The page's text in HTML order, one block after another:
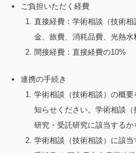
ご負担いただく経費
直接経費：学術相談（技術
金、旅費、消耗品費、光熱
間接経費：直接経費の10%
連携の手続き
学術相談（技術相談）の概
知らせください。学術相談
研究・受託研究に該当するか
学術相談（技術相談）に該